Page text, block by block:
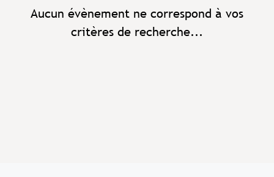
Aucun évènement ne correspond à vos
critères de recherche...